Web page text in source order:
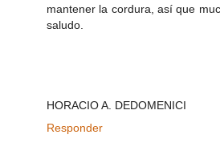
mantener la cordura, así que
saludo.
HORACIO A. DEDOMENICI
Responder